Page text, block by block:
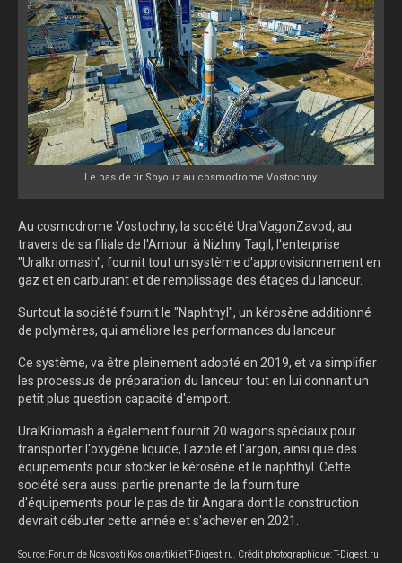
Le pas de tir Soyouz au cosmodrome Vostochny.
Au cosmodrome Vostochny, la société UralVagonZavod, au
travers de sa filiale de l'Amour à Nizhny Tagil, l'enterprise
"Uralkriomash", fournit tout un système d'approvisionnement en
gaz et en carburant et de remplissage des étages du lanceur.
Surtout la société fournit le "Naphthyl", un kérosène additionné
de polymères, qui améliore les performances du lanceur.
Ce système, va être pleinement adopté en 2019, et va simplifier
les processus de préparation du lanceur tout en lui donnant un
petit plus question capacité d'emport.
UralKriomash a également fournit 20 wagons spéciaux pour
transporter l'oxygène liquide, l'azote et l'argon, ainsi que des
équipements pour stocker le kérosène et le naphthyl. Cette
société sera aussi partie prenante de la fourniture
d'équipements pour le pas de tir Angara dont la construction
devrait débuter cette année et s'achever en 2021.
Source: Forum de Nosvosti Koslonavtiki et T-Digest.ru. Crédit photographique: T-Digest.ru